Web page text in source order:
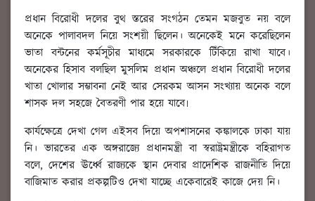
প্রধান বিরোধী দলের বুথ স্তরের সংগঠন তেমন মজবুত নয় বলে
অনেকে পালাবদল নিয়ে সংশয়ী ছিলেন। অনেকেই মনে করেছিলেন
ভাতা বন্টনের কর্মসূচীর মাধ্যমে সরকারকে টিঁকিয়ে রাখা যাবে।
অনেকের হিসাব বলছিল মুসলিম প্রধান অঞ্চলে প্রধান বিরোধী দলের
খাতা খোলার সম্ভাবনা নেই আর সেরকম আসন সংখ্যায় অনেক বলে
শাসক দল সহজে বৈতরণী পার হয়ে যাবে৷
কার্যক্ষেত্রে দেখা গেল এইসব দিয়ে অপশাসনের কঙ্কালকে ঢাকা যায়
নি। ভারতের এক অঙ্গরাজ্যে প্রধানমন্ত্রী বা স্বরাষ্ট্রমন্ত্রীকে বহিরাগত
বলে, দেশের ঊর্ধ্বে রাজ্যকে স্থান দেবার প্রাদেশিক রাজনীতি দিয়ে
বাজিমাত করার প্রকল্পটিও দেখা যাচ্ছে একেবারেই কাজে দেয় নি।